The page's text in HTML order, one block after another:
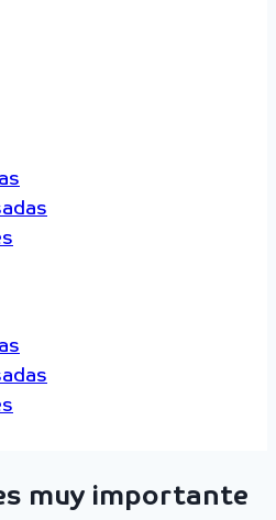
muy importante